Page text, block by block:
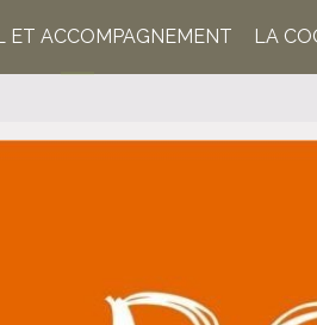
ET ACCOMPAGNEMENT LA